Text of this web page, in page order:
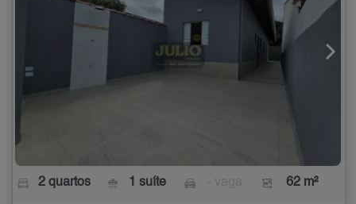
2 quartos 1 suíte 62 m²